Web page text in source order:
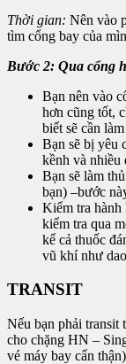
Thời gian: Nên vào
tìm cổng bay của
Bước 2: Qua cổng
Bạn nên vào
hơn cũng tốt,
biết sẽ cần
Bạn sẽ bị yêu
kềnh và nhiều
Bạn sẽ làm
bạn) –bước
Kiểm tra hành
kiểm tra qua
kể cả thuốc
vũ khí như
TRANSIT
Nếu bạn phải transit
cho chặng HN –
vé máy bay cẩn